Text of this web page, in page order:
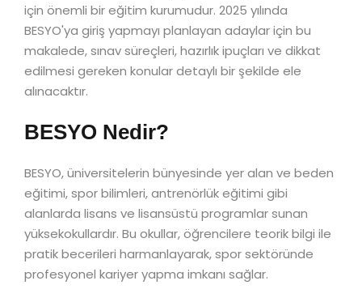
için önemli bir eğitim kurumudur. 2025 yılında
BESYO'ya giriş yapmayı planlayan adaylar için bu
makalede, sınav süreçleri, hazırlık ipuçları ve dikkat
edilmesi gereken konular detaylı bir şekilde ele
alınacaktır.
BESYO Nedir?
BESYO, üniversitelerin bünyesinde yer alan ve beden
eğitimi, spor bilimleri, antrenörlük eğitimi gibi
alanlarda lisans ve lisansüstü programlar sunan
yüksekokullardır. Bu okullar, öğrencilere teorik bilgi ile
pratik becerileri harmanlayarak, spor sektöründe
profesyonel kariyer yapma imkanı sağlar.